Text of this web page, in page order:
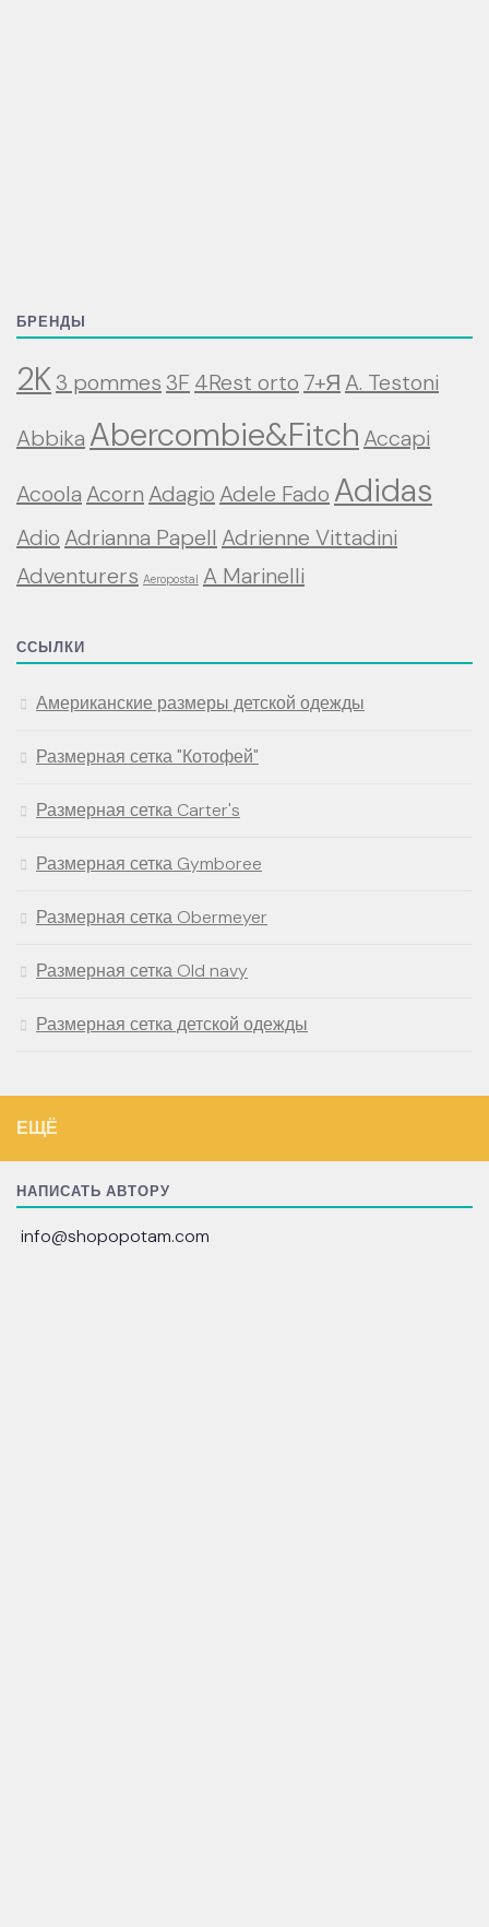
БРЕНДЫ
2K3 pommes3F 4Rest orto 7+Я A. Testoni
Abbika Abercombie&Fitch Accapi
Acoola Acorn Adagio Adele Fado Adidas
Adio Adrianna Papell Adrienne Vittadini
Adventurers Aeropostal A Marinelli
ССЫЛКИ
Американские размеры детской одежды
Размерная сетка "Котофей"
Размерная сетка Carter's
Размерная сетка Gymboree
Размерная сетка Obermeyer
Размерная сетка Old navy
Размерная сетка детской одежды
ЕЩЁ
НАПИСАТЬ АВТОРУ
info@shopopotam.com